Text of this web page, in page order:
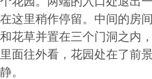
在这里稍作停留。中间的房
和花草并置在三个门洞之内
里面往外看，花园处在了前
静。